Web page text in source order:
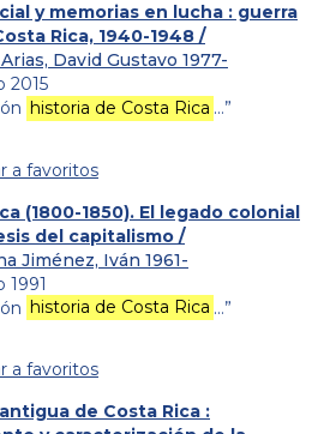
y memorias en lucha : guerra
Rica, 1940-1948 /
David Gustavo 1977-
2015
historia de Costa Rica …”
a favoritos
(1800-1850). El legado colonial
del capitalismo /
Jiménez, Iván 1961-
1991
historia de Costa Rica …”
a favoritos
de Costa Rica :